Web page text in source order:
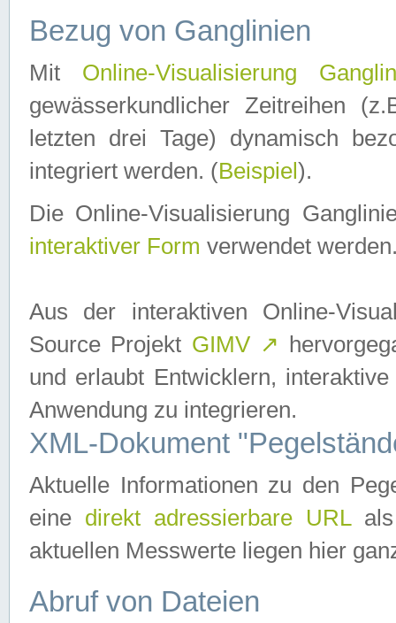
Bezug von Ganglinien
Mit Online-Visualisierung
gewässerkundlicher Zeitreihen
letzten drei Tage) dynamisch
integriert werden. (Beispiel ).
Die Online-Visualisierung
interaktiver Form verwendet
Aus der interaktiven Online-
Source Projekt GIMV ↗
und erlaubt Entwicklern,
Anwendung zu integrieren.
XML-Dokument
Aktuelle Informationen zu den
eine direkt adressierbare URLals
aktuellen Messwerte liegen hier
Abruf von Dateien